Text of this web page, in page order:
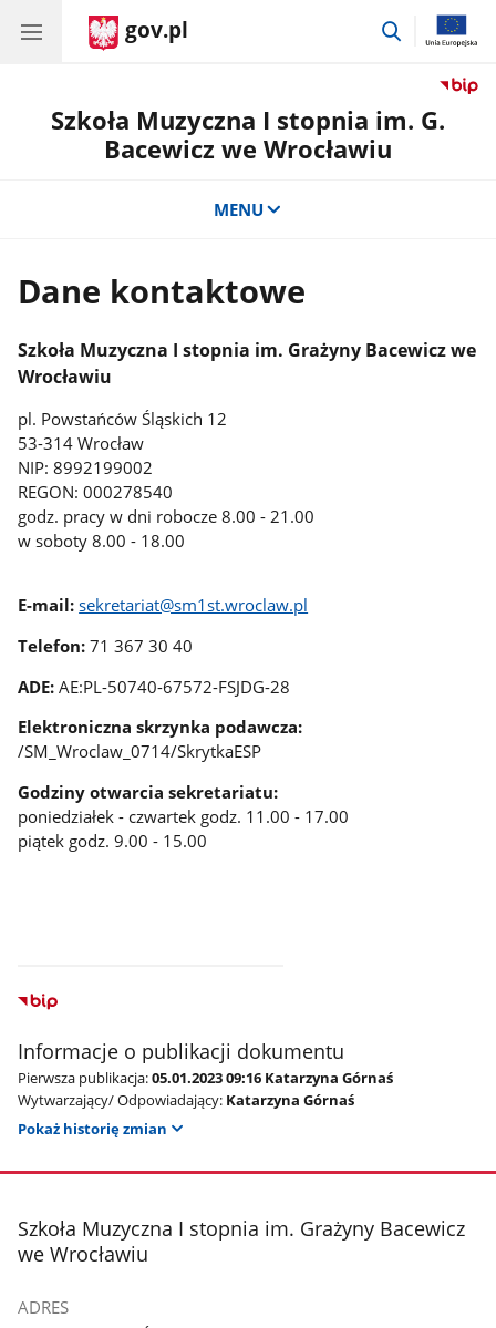
gov.pl
przejdź
Szkoła Muzyczna I stopnia im. G.
Bacewicz we Wrocławiu
MENU
Dane kontaktowe
Szkoła Muzyczna I stopnia im. Grażyny Bacewicz we
Wrocławiu
pl. Powstańców Śląskich 12
53-314 Wrocław
NIP: 8992199002
REGON: 000278540
godz. pracy w dni robocze 8.00 - 21.00
w soboty 8.00 - 18.00
E-mail:sekretariat@sm1st.wroclaw.pl
Telefon: 71 367 30 40
ADE:AE:PL-50740-67572-FSJDG-28
Elektroniczna skrzynka podawcza:
/SM_Wroclaw_0714/SkrytkaESP
Godziny otwarcia sekretariatu:
poniedziałek - czwartek godz. 11.00 - 17.00
piątek godz. 9.00 - 15.00
Informacje o publikacji dokumentu
Pierwsza publikacja:05.01.2023 09:16 Katarzyna Górnaś
Wytwarzający/ Odpowiadający: Katarzyna Górnaś
Pokaż historię zmian
stopka
Szkoła Muzyczna I stopnia im. Grażyny Bacewicz
we Wrocławiu
ADRES